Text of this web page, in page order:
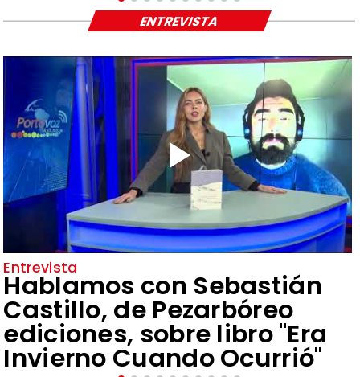
Entrevista
Hablamos con Sebastián
Castillo, de Pezarbóreo
ediciones, sobre libro "Era
Invierno Cuando Ocurrió"
ENTREVISTA